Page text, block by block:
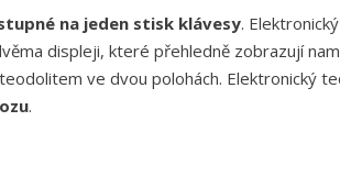
na jeden stisk klávesy.
displeji, které přehledně zobrazují
ve dvou polohách. Elektronický
.